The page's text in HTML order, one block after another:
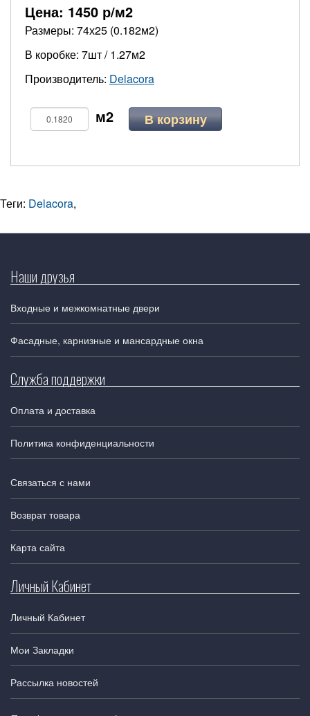
Цена: 1450 р/м2
Размеры: 74х25 (0.182м2)
В коробке: 7шт / 1.27м2
Производитель: Delacora
В корзину
Теги: Delacora,
Наши друзья
Входные и межкомнатные двери
Фасадные, карнизные и мансардные окна
Служба поддержки
Оплата и доставка
Политика конфиденциальности
Связаться с нами
Возврат товара
Карта сайта
Личный Кабинет
Личный Кабинет
Мои Закладки
Рассылка новостей